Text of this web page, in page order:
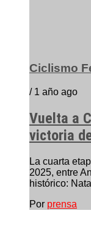
Ciclismo
/ 1 año ago
Vuelta a
victoria
La cuarta
2025, entre
histórico:
Por prensa